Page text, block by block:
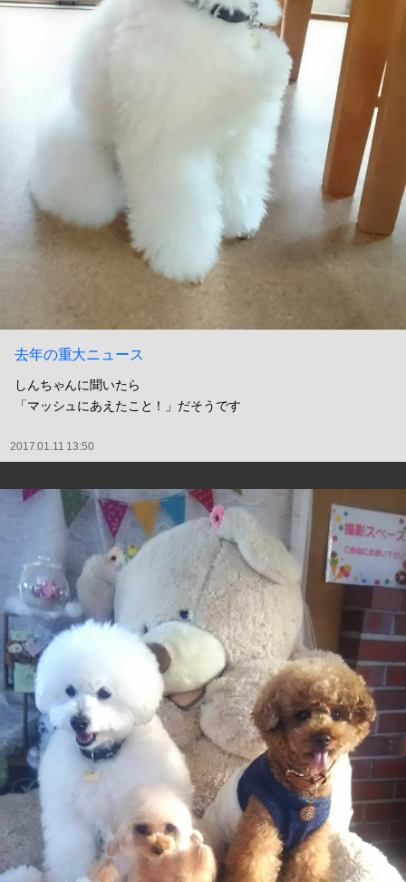
去年の重大ニュース
しんちゃんに聞いたら
「マッシュにあえたこと！」だそうです
2017.01.11 13:50